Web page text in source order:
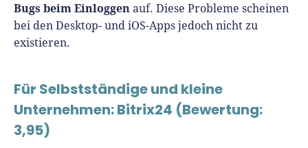
Bugs beim Einloggen auf. Diese Probleme scheinen
bei den Desktop- und iOS-Apps jedoch nicht zu
existieren.
Für Selbstständige und kleine
Unternehmen: Bitrix24 (Bewertung:
3,95)